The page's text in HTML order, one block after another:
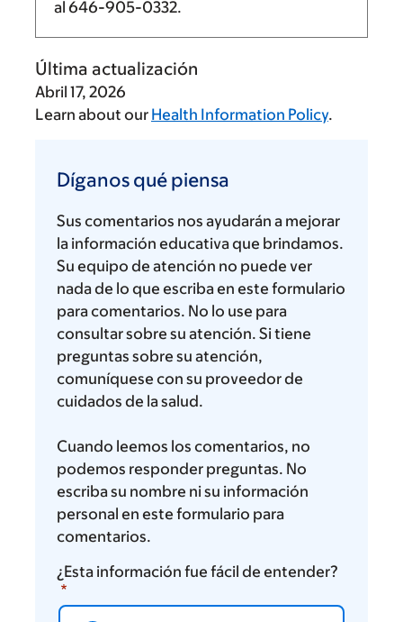
al 646-905-0332.
Última actualización
Abril 17, 2026
Learn about our Health Information Policy.
qué
piensa
Díganos qué piensa
Sus comentarios nos ayudarán a mejorar
la información educativa que brindamos.
Su equipo de atención no puede ver
nada de lo que escriba en este formulario
para comentarios. No lo use para
consultar sobre su atención. Si tiene
preguntas sobre su atención,
comuníquese con su proveedor de
cuidados de la salud.
Cuando leemos los comentarios, no
podemos responder preguntas. No
escriba su nombre ni su información
personal en este formulario para
comentarios.
¿Esta información fue fácil de entender?